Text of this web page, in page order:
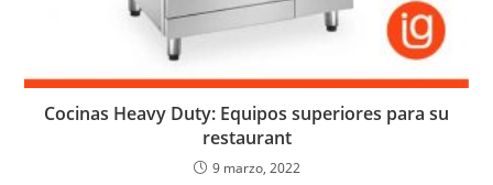
Cocinas Heavy Duty: Equipos superiores para su
restaurant
9 marzo, 2022